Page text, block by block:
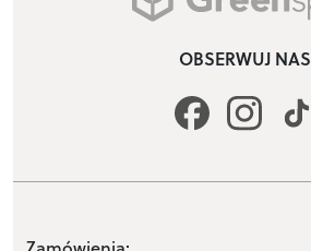
OBSERWUJ NAS